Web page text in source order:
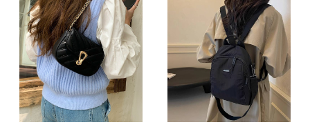
ホワイト ベージュ ダークグリー
ン コーヒー 韓国 ゆったり シー
スルー チョーカーネック ブラウ
スシャツ 体型カバー 二の腕カバ
ー シンプル シャツブラウス オフ
ィス カジュアル OL 上品 大人 1
0代 20代 30代 40代 C-TSS
0052
人気アイテム 秋冬 春コーデ K-